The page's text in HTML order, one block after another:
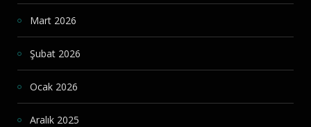
Mart 2026
Şubat 2026
Ocak 2026
Aralık 2025